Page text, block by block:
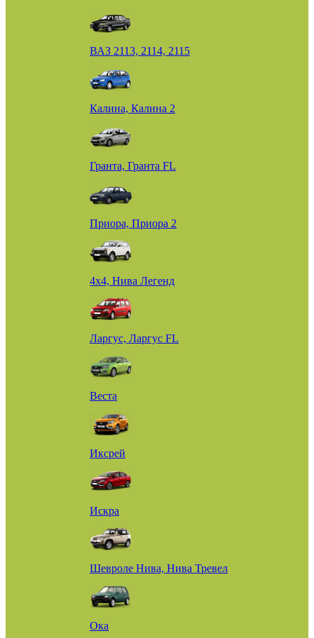
ВАЗ 2113, 2114, 2115
Калина, Калина 2
Гранта, Гранта FL
Приора, Приора 2
4х4, Нива Легенд
Ларгус, Ларгус FL
Веста
Иксрей
Искра
Шевроле Нива, Нива Тревел
Ока